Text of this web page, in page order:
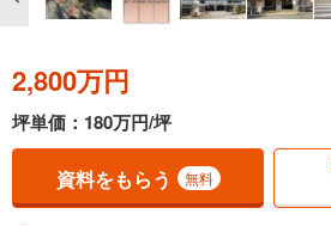
2,800万円
坪単価：180万円/坪
資料をもらう 無料